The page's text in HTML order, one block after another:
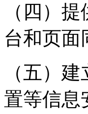
（四）
台和页面
（五）
置等信息